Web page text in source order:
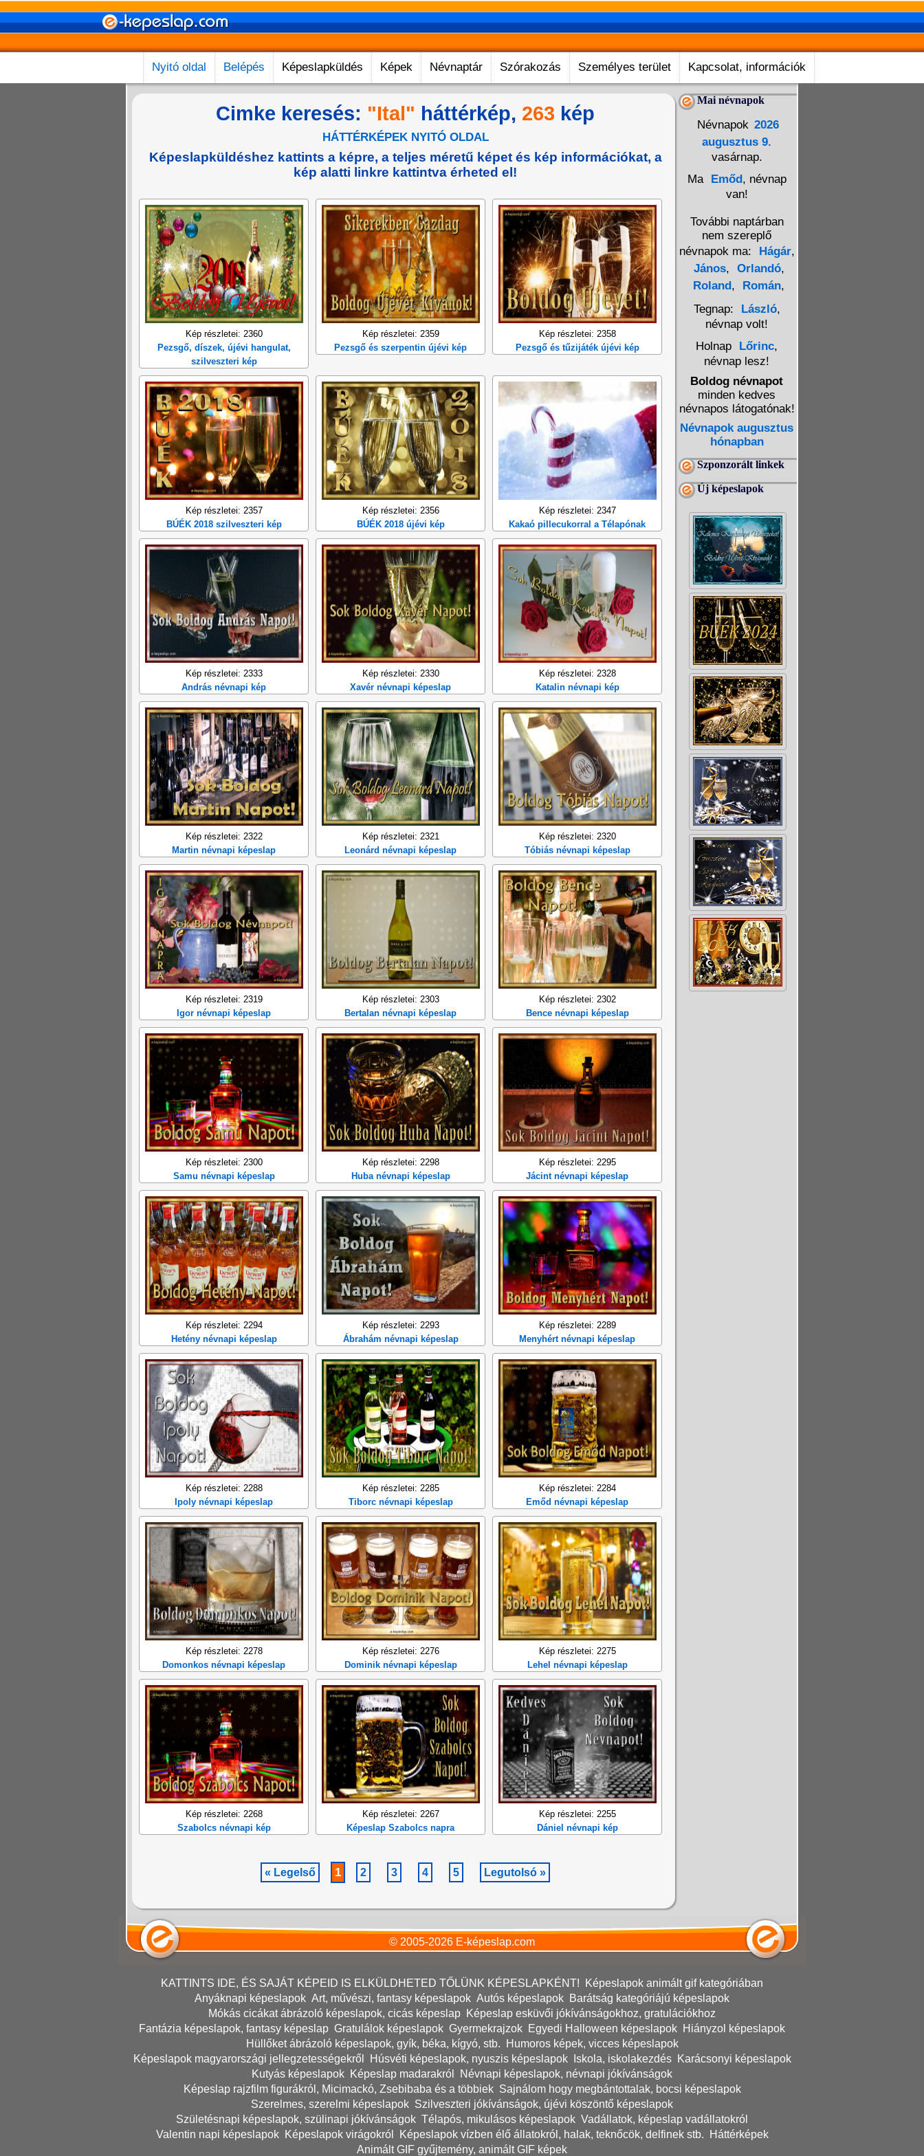
Nyitó oldal Belépés Képeslapküldés Képek Névnaptár Szórakozás Személyes terület Kapcsolat, információk
Cimke keresés: "Ital" háttérkép, 263 kép
HÁTTÉRKÉPEK NYITÓ OLDAL
Képeslapküldéshez kattints a képre, a teljes méretű képet és kép információkat, a
kép alatti linkre kattintva érheted el!
Kép részletei: 2360
Pezsgő, díszek, újévi hangulat,
szilveszteri kép
Kép részletei: 2359
Pezsgő és szerpentin újévi kép
Kép részletei: 2358
Pezsgő és tűzijáték újévi kép
Kép részletei: 2357
BÚÉK 2018 szilveszteri kép
Kép részletei: 2356
BÚÉK 2018 újévi kép
Kép részletei: 2347
Kakaó pillecukorral a Télapónak
Kép részletei: 2333
András névnapi kép
Kép részletei: 2330
Xavér névnapi képeslap
Kép részletei: 2328
Katalin névnapi kép
Kép részletei: 2322
Martin névnapi képeslap
Kép részletei: 2321
Leonárd névnapi képeslap
Kép részletei: 2320
Tóbiás névnapi képeslap
Kép részletei: 2319
Igor névnapi képeslap
Kép részletei: 2303
Bertalan névnapi képeslap
Kép részletei: 2302
Bence névnapi képeslap
Kép részletei: 2300
Samu névnapi képeslap
Kép részletei: 2298
Huba névnapi képeslap
Kép részletei: 2295
Jácint névnapi képeslap
Kép részletei: 2294
Hetény névnapi képeslap
Kép részletei: 2293
Ábrahám névnapi képeslap
Kép részletei: 2289
Menyhért névnapi képeslap
Kép részletei: 2288
Ipoly névnapi képeslap
Kép részletei: 2285
Tiborc névnapi képeslap
Kép részletei: 2284
Emőd névnapi képeslap
Kép részletei: 2278
Domonkos névnapi képeslap
Kép részletei: 2276
Dominik névnapi képeslap
Kép részletei: 2275
Lehel névnapi képeslap
Kép részletei: 2268
Szabolcs névnapi kép
Kép részletei: 2267
Képeslap Szabolcs napra
Kép részletei: 2255
Dániel névnapi kép
« Legelső 1 2 3 4 5 Legutolsó »
Mai névnapok
Névnapok 2026
augusztus 9.
vasárnap.
Ma
Emőd, névnap
van!
További naptárban
nem szereplő
névnapok ma:
Hágár,
János, Orlandó,
Roland, Román,
Tegnap:
László,
névnap volt!
Holnap
Lőrinc,
névnap lesz!
Boldog névnapot
minden kedves
névnapos látogatónak!
Névnapok augusztus
hónapban
Szponzorált linkek
Új képeslapok
© 2005-2026 E-képeslap.com
KATTINTS IDE, ÉS SAJÁT KÉPEID IS ELKÜLDHETED TŐLÜNK KÉPESLAPKÉNT!
Képeslapok animált gif kategóriában
Anyáknapi képeslapok Art, művészi, fantasy képeslapok Autós képeslapok Barátság kategóriájú képeslapok
Mókás cicákat ábrázoló képeslapok, cicás képeslap Képeslap esküvői jókívánságokhoz, gratulációkhoz
Fantázia képeslapok, fantasy képeslap Gratulálok képeslapok Gyermekrajzok Egyedi Halloween képeslapok Hiányzol képeslapok
Hüllőket ábrázoló képeslapok, gyík, béka, kígyó, stb.
Humoros képek, vicces képeslapok
Képeslapok magyarországi jellegzetességekről
Húsvéti képeslapok, nyuszis képeslapok Iskola, iskolakezdés
Karácsonyi képeslapok
Kutyás képeslapok Képeslap madarakról
Névnapi képeslapok, névnapi jókívánságok
Képeslap rajzfilm figurákról, Micimackó, Zsebibaba és a többiek Sajnálom hogy megbántottalak, bocsi képeslapok
Szerelmes, szerelmi képeslapok Szilveszteri jókívánságok, újévi köszöntő képeslapok
Születésnapi képeslapok, szülinapi jókívánságok Télapós, mikulásos képeslapok Vadállatok, képeslap vadállatokról
Valentin napi képeslapok
Képeslapok virágokról Képeslapok vízben élő állatokról, halak, teknőcök, delfinek stb.
Háttérképek
Animált GIF gyűjtemény, animált GIF képek